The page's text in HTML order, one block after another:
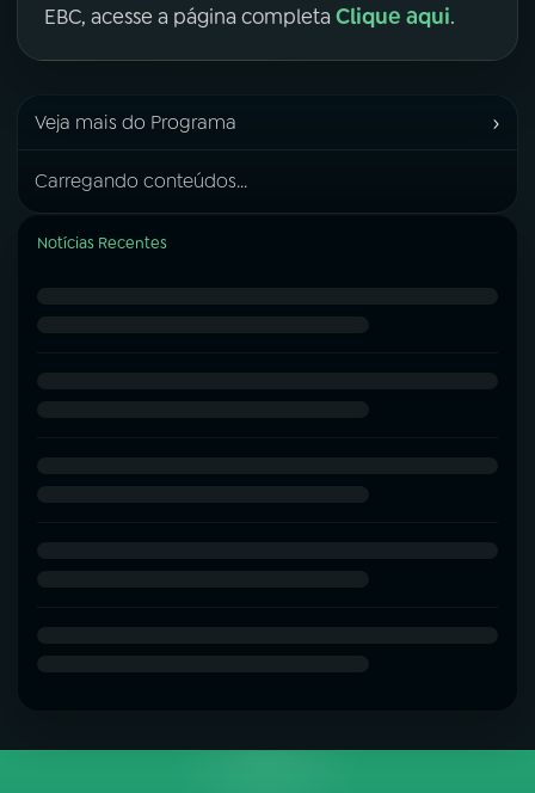
EBC, acesse a página completa Clique aqui.
Veja mais do Programa ›
Carregando conteúdos...
Notícias Recentes